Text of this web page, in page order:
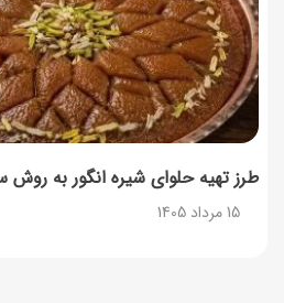
طرز تهیه حلوای شیره انگور به روش
15 مرداد 1405